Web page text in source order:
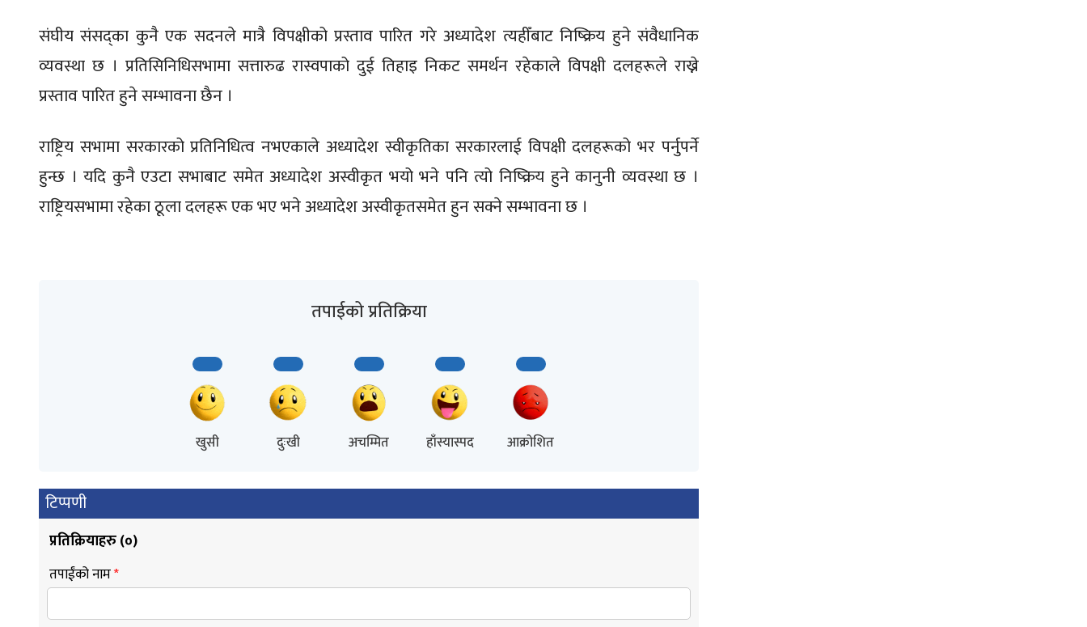
संघीय संसद्का कुनै एक सदनले मात्रै विपक्षीको प्रस्ताव पारित गरे अध्यादेश त्यहीँबाट निष्क्रिय हुने संवैधानिक
व्यवस्था छ । प्रतिसिनिधिसभामा सत्तारुढ रास्वपाको दुई तिहाइ निकट समर्थन रहेकाले विपक्षी दलहरूले राख्ने
प्रस्ताव पारित हुने सम्भावना छैन ।
राष्ट्रिय सभामा सरकारको प्रतिनिधित्व नभएकाले अध्यादेश स्वीकृतिका सरकारलाई विपक्षी दलहरूको भर पर्नुपर्ने
हुन्छ । यदि कुनै एउटा सभाबाट समेत अध्यादेश अस्वीकृत भयो भने पनि त्यो निष्क्रिय हुने कानुनी व्यवस्था छ ।
राष्ट्रियसभामा रहेका ठूला दलहरू एक भए भने अध्यादेश अस्वीकृतसमेत हुन सक्ने सम्भावना छ ।
तपाईको प्रतिक्रिया
खुसी दुःखी अचम्मित हाँस्यास्पद आक्रोशित
टिप्पणी
प्रतिक्रियाहरु (०)
तपाईंको नाम*